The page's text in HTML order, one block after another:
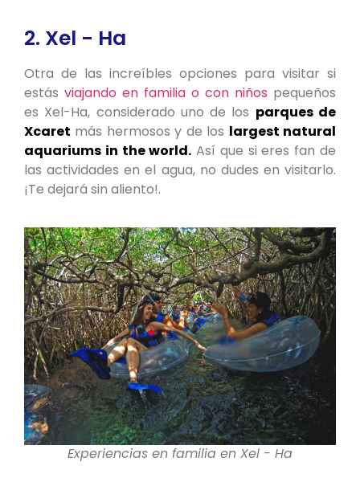
2. Xel - Ha
Otra de las increíbles opciones para visitar si
estás viajando en familia o con niños pequeños
es Xel-Ha, considerado uno de los parques de
Xcaret más hermosos y de los largest natural
aquariums in the world. Así que si eres fan de
las actividades en el agua, no dudes en visitarlo.
¡Te dejará sin aliento!.
Experiencias en familia en Xel - Ha